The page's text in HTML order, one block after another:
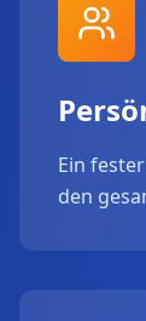
Ein
den